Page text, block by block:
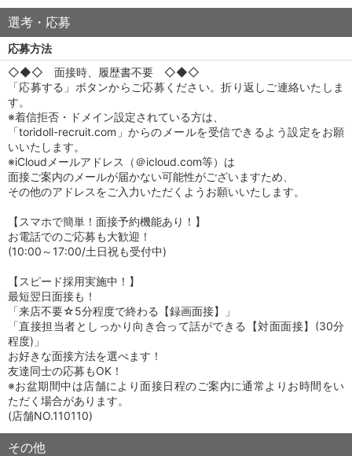
選考・応募
応募方法
◇◆◇ 面接時、履歴書不要 ◇◆◇
「応募する」ボタンからご応募ください。折り返しご連絡いたしま
す。
※着信拒否・ドメイン設定されている方は、
「toridoll-recruit.com」からのメールを受信できるよう設定をお願
いいたします。
※iCloudメールアドレス（＠icloud.com等）は
面接ご案内のメールが届かない可能性がございますため、
その他のアドレスをご入力いただくようお願いいたします。
【スマホで簡単！面接予約機能あり！】
お電話でのご応募も大歓迎！
(10:00～17:00/土日祝も受付中)
【スピード採用実施中！】
最短翌日面接も！
「来店不要☆5分程度で終わる【録画面接】」
「直接担当者としっかり向き合って話ができる【対面面接】(30分
程度)」
お好きな面接方法を選べます！
友達同士の応募もOK！
※お盆期間中は店舗により面接日程のご案内に通常よりお時間をい
ただく場合があります。
(店舗NO.110110)
その他